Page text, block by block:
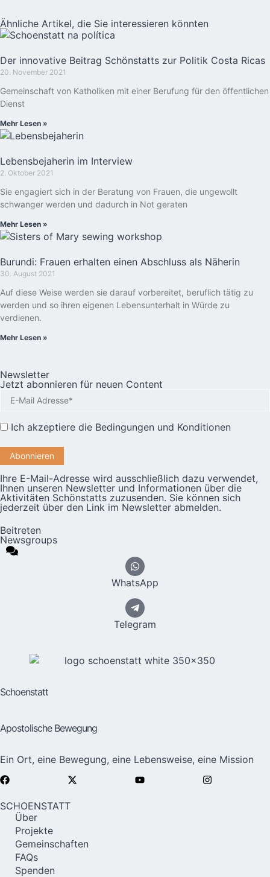
Ähnliche Artikel, die Sie interessieren könnten
Der innovative Beitrag Schönstatts zur Politik Costa Ricas
20. November 2021
Gemeinschaft von Katholiken mit einer Berufung für den öffentlichen
Dienst
Mehr Lesen »
Lebensbejaherin im Interview
2. Oktober 2021
Sie engagiert sich in der Beratung von Frauen, die ungewollt
schwanger werden und dadurch in Not geraten
Mehr Lesen »
Burundi: Frauen erhalten einen Abschluss als Näherin
30. August 2021
Auf diese Weise werden sie darauf vorbereitet, beruflich tätig zu
werden und so ihren eigenen Lebensunterhalt in Würde zu
verdienen.
Mehr Lesen »
Newsletter
Jetzt abonnieren für neuen Content
Ich akzeptiere die Bedingungen und Konditionen
Ihre E-Mail-Adresse wird ausschließlich dazu verwendet,
Ihnen unseren Newsletter und Informationen über die
Aktivitäten Schönstatts zuzusenden. Sie können sich
jederzeit über den Link im Newsletter abmelden.
Beitreten
Newsgroups
WhatsApp
Telegram
Schoenstatt
Apostolische Bewegung
Ein Ort, eine Bewegung, eine Lebensweise, eine Mission
SCHOENSTATT
Über
Projekte
Gemeinschaften
FAQs
Spenden